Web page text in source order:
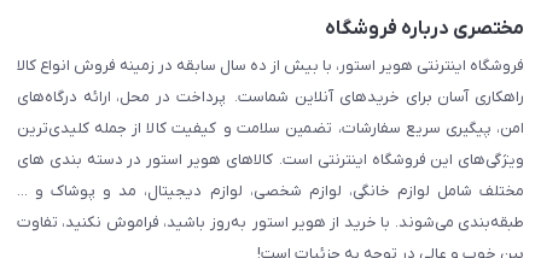
مختصری درباره فروشگاه
فروشگاه اینترنتی هویر استور، با بیش از ده سال سابقه در زمینه فروش انواع کالا
راهکاری آسان برای خریدهای آنلاین شماست. پرداخت در محل، ارائه درگاه‌های
امن، پیگیری سریع سفارشات، تضمین سلامت و کیفیت کالا از جمله کلیدی‌ترین
ویژگی‌های این فروشگاه اینترنتی است. کالاهای هویر استور در دسته بندی های
مختلف شامل لوازم خانگی، لوازم شخصی، لوازم دیجیتال، مد و پوشاک و ...
طبقه‌بندی می‌شوند. با خرید از هویر استور به‌روز باشید، فراموش نکنید، تفاوت
بین خوب و عالی در توجه به جزئیات است!